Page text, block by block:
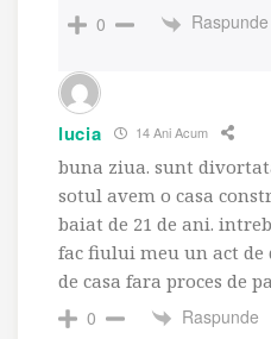
0
Raspunde
lucia 14 Ani Acum
buna ziua. sunt
sotul avem o casa
baiat de 21 de ani.
fac fiului meu un act de
de casa fara proces de
0
Raspunde